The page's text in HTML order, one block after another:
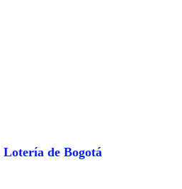
Lotería de Bogotá